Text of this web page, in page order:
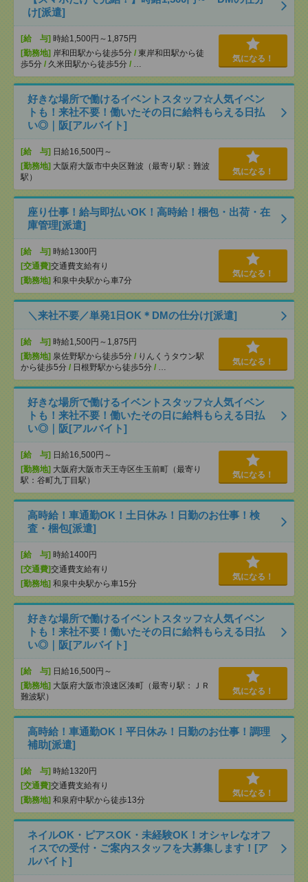
け[派遣]
[給 与] 時給1,500円～1,875円
[勤務地] 岸和田駅から徒歩5分 / 東岸和田駅から徒
歩5分 / 久米田駅から徒歩5分 / …
気になる！
好きな場所で働けるイベントスタッフ☆人気イベン
トも！来社不要！働いたその日に給料もらえる日払
い◎｜阪[アルバイト]
[給 与] 日給16,500円～
[勤務地] 大阪府大阪市中央区難波（最寄り駅：難波
駅）
気になる！
座り仕事！給与即払いOK！高時給！梱包・出荷・在
庫管理[派遣]
[給 与] 時給1300円
[交通費]交通費支給有り
[勤務地] 和泉中央駅から車7分
気になる！
＼来社不要／単発1日OK＊DMの仕分け[派遣]
[給 与] 時給1,500円～1,875円
[勤務地] 泉佐野駅から徒歩5分 / りんくうタウン駅
から徒歩5分 / 日根野駅から徒歩5分 / …
気になる！
好きな場所で働けるイベントスタッフ☆人気イベン
トも！来社不要！働いたその日に給料もらえる日払
い◎｜阪[アルバイト]
[給 与] 日給16,500円～
[勤務地] 大阪府大阪市天王寺区生玉前町（最寄り
駅：谷町九丁目駅）
気になる！
高時給！車通勤OK！土日休み！日勤のお仕事！検
査・梱包[派遣]
[給 与] 時給1400円
[交通費]交通費支給有り
[勤務地] 和泉中央駅から車15分
気になる！
好きな場所で働けるイベントスタッフ☆人気イベン
トも！来社不要！働いたその日に給料もらえる日払
い◎｜阪[アルバイト]
[給 与] 日給16,500円～
[勤務地] 大阪府大阪市浪速区湊町（最寄り駅：ＪＲ
難波駅）
気になる！
高時給！車通勤OK！平日休み！日勤のお仕事！調理
補助[派遣]
[給 与] 時給1320円
[交通費]交通費支給有り
[勤務地] 和泉府中駅から徒歩13分
気になる！
ネイルOK・ピアスOK・未経験OK！オシャレなオフ
ィスでの受付・ご案内スタッフを大募集します！[ア
ルバイト]